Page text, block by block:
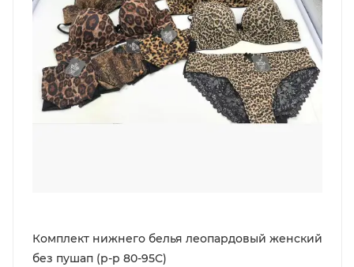
Комплект нижнего белья леопардовый женский
без пушап (р-р 80-95С)